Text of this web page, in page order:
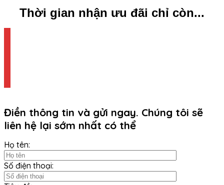
Thời gian nhận ưu đãi chỉ còn...
Điền thông tin và gửi ngay. Chúng tôi sẽ
liên hệ lại sớm nhất có thể
Họ tên:
Số điện thoại: